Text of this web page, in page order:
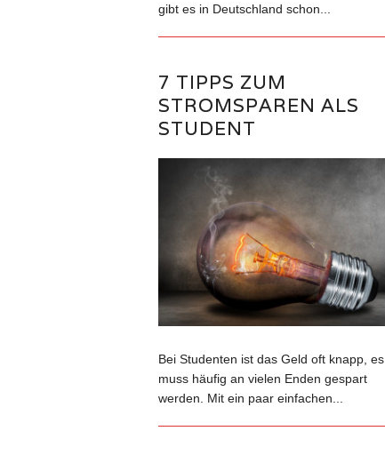
gibt es in Deutschland schon...
7 TIPPS ZUM
STROMSPAREN ALS
STUDENT
Bei Studenten ist das Geld oft knapp, es
muss häufig an vielen Enden gespart
werden. Mit ein paar einfachen...